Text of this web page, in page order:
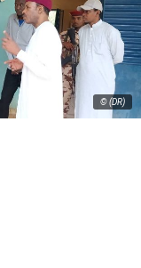
© (DR)